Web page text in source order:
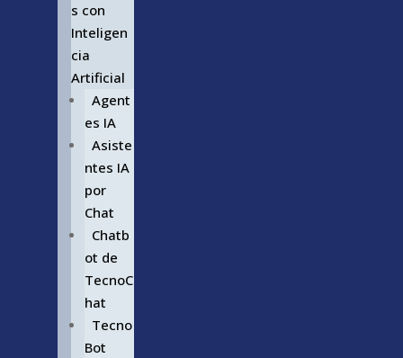
s con
Inteligen
cia
Artificial
Agent
es IA
Asiste
ntes IA
por
Chat
Chatb
ot de
TecnoC
hat
Tecno
Bot